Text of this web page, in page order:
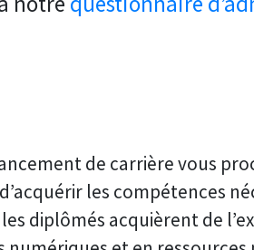
de carrière vous
les compétences
diplômés acquièrent de